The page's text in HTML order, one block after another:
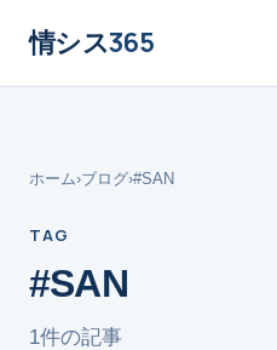
情シス365
ホーム›ブログ›#SAN
TAG
#SAN
1件の記事